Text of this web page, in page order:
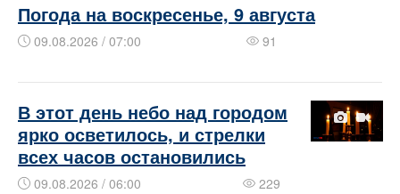
Погода на воскресенье, 9 августа
09.08.2026 / 07:00 91
В этот день небо над городом
ярко осветилось, и стрелки
всех часов остановились
09.08.2026 / 06:00 229